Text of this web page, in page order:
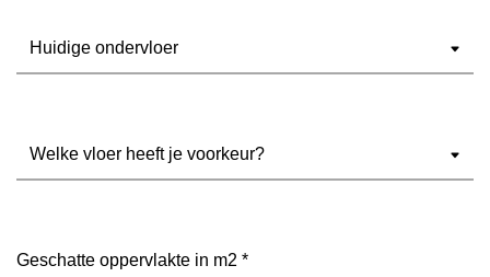
Ondervloer (Vereist)
Welke
Geschatte